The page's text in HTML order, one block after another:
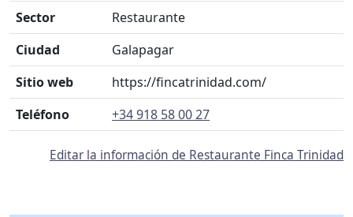
Sector
Restaurante
Ciudad
Galapagar
Sitio web
https://fincatrinidad.com/
Teléfono
+34 918 58 00 27
Editar la información de Restaurante Finca Trinidad